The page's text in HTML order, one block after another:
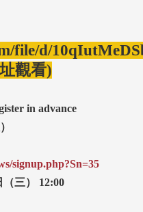
file/d/
觀看)
in advance
signup.php?Sn=35
（三） 12:00